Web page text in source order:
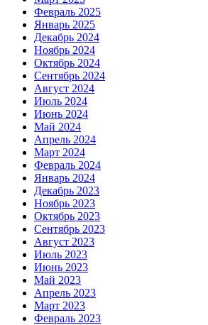
Февраль 2025
Январь 2025
Декабрь 2024
Ноябрь 2024
Октябрь 2024
Сентябрь 2024
Август 2024
Июль 2024
Июнь 2024
Май 2024
Апрель 2024
Март 2024
Февраль 2024
Январь 2024
Декабрь 2023
Ноябрь 2023
Октябрь 2023
Сентябрь 2023
Август 2023
Июль 2023
Июнь 2023
Май 2023
Апрель 2023
Март 2023
Февраль 2023